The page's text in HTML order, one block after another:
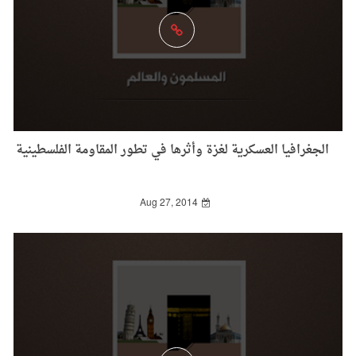
الجغرافيا العسكرية لغزة وأثرها في تطور المقاومة الفلسطينية
Aug 27, 2014